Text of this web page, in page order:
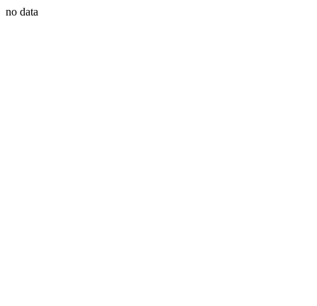
no data